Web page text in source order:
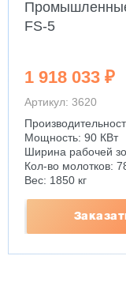
FS-5
1 918 033 ₽
Артикул: 3620
Мощность: 90 КВт
Ширина рабочей
Кол-во молотков:
Вес: 1850 кг